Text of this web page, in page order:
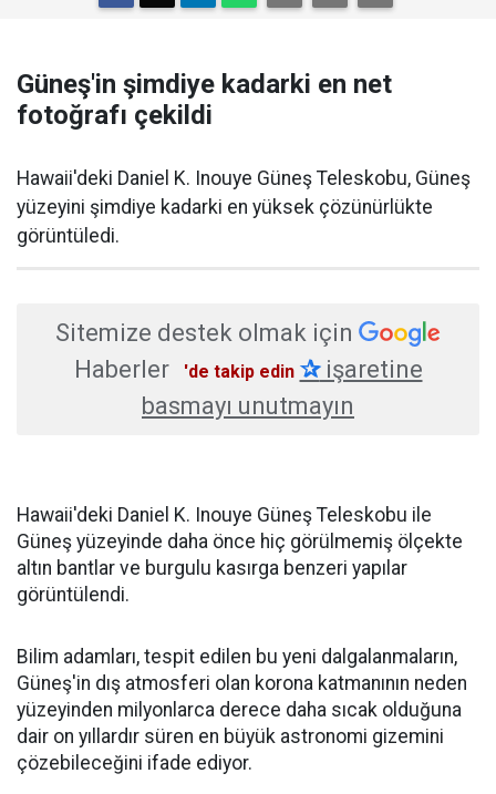
Güneş'in şimdiye kadarki en net
fotoğrafı çekildi
Hawaii'deki Daniel K. Inouye Güneş Teleskobu, Güneş
yüzeyini şimdiye kadarki en yüksek çözünürlükte
görüntüledi.
Sitemize destek olmak için
Haberler
'de takip edin ✰işaretine
basmayı unutmayın
Hawaii'deki Daniel K. Inouye Güneş Teleskobu ile
Güneş yüzeyinde daha önce hiç görülmemiş ölçekte
altın bantlar ve burgulu kasırga benzeri yapılar
görüntülendi.
Bilim adamları, tespit edilen bu yeni dalgalanmaların,
Güneş'in dış atmosferi olan korona katmanının neden
yüzeyinden milyonlarca derece daha sıcak olduğuna
dair on yıllardır süren en büyük astronomi gizemini
çözebileceğini ifade ediyor.